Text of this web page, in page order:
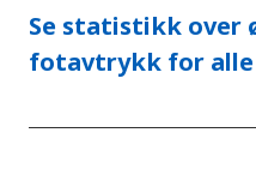
Se statistikk over
fotavtrykk for alle